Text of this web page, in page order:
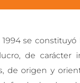
se
de carácter
de origen y